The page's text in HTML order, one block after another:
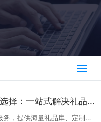
礼品代发新选择：一站式解决礼品采购与配送难题
务，提供海量礼品库、定制化